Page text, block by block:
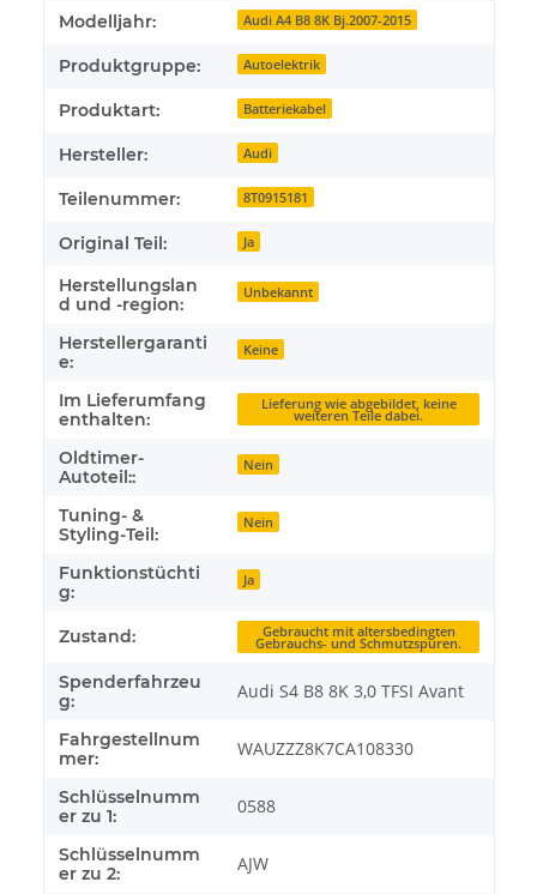
Produkteigenschaft
Wert
Modelljahr: Audi A4 B8 8K Bj.2007-2015
Produktgruppe: Autoelektrik
Produktart: Batteriekabel
Hersteller: Audi
Teilenummer: 8T0915181
Original Teil: Ja
Herstellungslan
d und -region:
Unbekannt
Herstellergaranti
e:
Keine
Im Lieferumfang
enthalten:
Lieferung wie abgebildet, keine
weiteren Teile dabei.
Oldtimer-
Autoteil::
Nein
Tuning- &
Styling-Teil:
Nein
Funktionstüchti
g:
Ja
Zustand: Gebraucht mit altersbedingten
Gebrauchs- und Schmutzspuren.
Spenderfahrzeu
g:
Audi S4 B8 8K 3,0 TFSI Avant
Fahrgestellnum
mer:
WAUZZZ8K7CA108330
Schlüsselnumm
er zu 1:
0588
Schlüsselnumm
er zu 2:
AJW